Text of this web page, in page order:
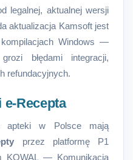
legalnej, aktualnej wersji
aktualizacja Kamsoft jest
Windows —
błędami integracji,
refundacyjnych.
e-Recepta
apteki w Polsce mają
przez platformę P1
KOWAL — Komunikacja